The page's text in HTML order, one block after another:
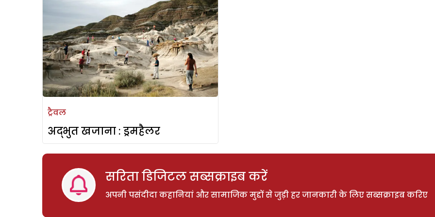
ट्रैवल
अद्भुत खजाना : ड्रमहैलर
सरिता डिजिटल सब्सक्राइब करें
अपनी पसंदीदा कहानियां और सामाजिक मुद्दों से जुड़ी हर जानकारी के लिए सब्सक्राइब करिए